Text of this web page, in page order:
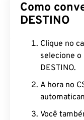
Como
DESTINO
Clique no
selecione
DESTINO.
A hora no
Você